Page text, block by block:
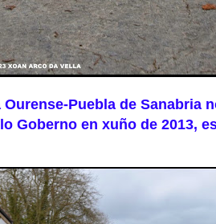
Puebla de Sanabria
Goberno en xuño de 2013,